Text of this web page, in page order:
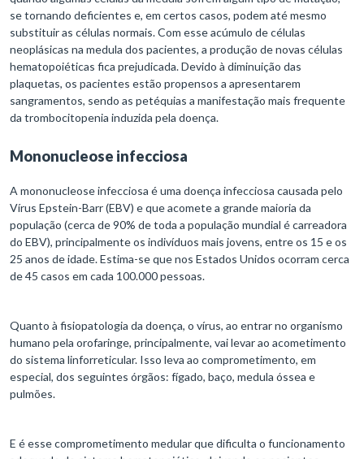
se tornando deficientes e, em certos casos, podem até mesmo
substituir as células normais. Com esse acúmulo de células
neoplásicas na medula dos pacientes, a produção de novas células
hematopoiéticas fica prejudicada. Devido à diminuição das
plaquetas, os pacientes estão propensos a apresentarem
sangramentos, sendo as petéquias a manifestação mais frequente
da trombocitopenia induzida pela doença.
Mononucleose infecciosa
A mononucleose infecciosa é uma doença infecciosa causada pelo
Vírus Epstein-Barr (EBV) e que acomete a grande maioria da
população (cerca de 90% de toda a população mundial é carreadora
do EBV), principalmente os indivíduos mais jovens, entre os 15 e os
25 anos de idade. Estima-se que nos Estados Unidos ocorram cerca
de 45 casos em cada 100.000 pessoas.
Quanto à fisiopatologia da doença, o vírus, ao entrar no organismo
humano pela orofaringe, principalmente, vai levar ao acometimento
do sistema linforreticular. Isso leva ao comprometimento, em
especial, dos seguintes órgãos: fígado, baço, medula óssea e
pulmões.
E é esse comprometimento medular que dificulta o funcionamento